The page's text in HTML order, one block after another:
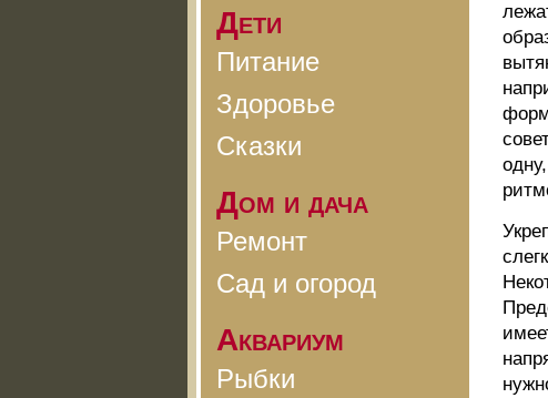
Дети
Питание
Здоровье
Сказки
Дом и дача
Ремонт
Сад и огород
Аквариум
Рыбки